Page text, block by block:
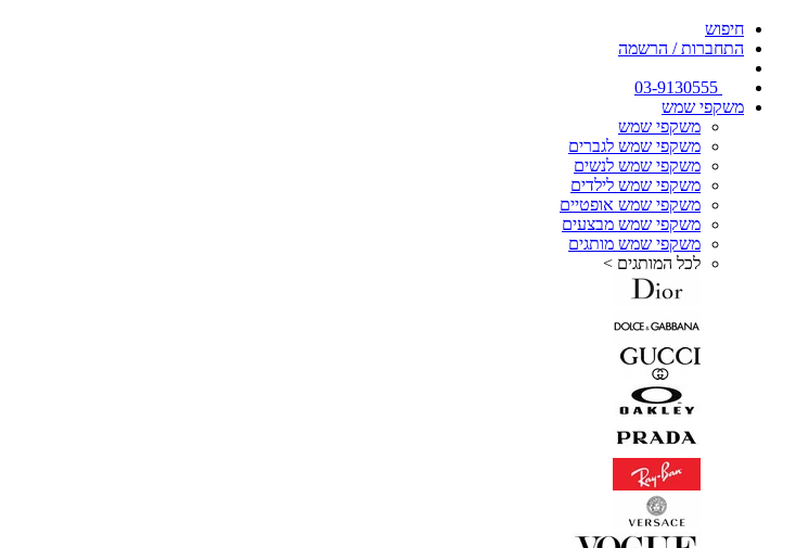
חיפוש
התחברות / הרשמה
משקפי שמש
משקפי שמש
משקפי שמש לגברים
משקפי שמש לנשים
משקפי שמש לילדים
משקפי שמש אופטיים
משקפי שמש מבצעים
משקפי שמש מותגים
לכל המותגים >